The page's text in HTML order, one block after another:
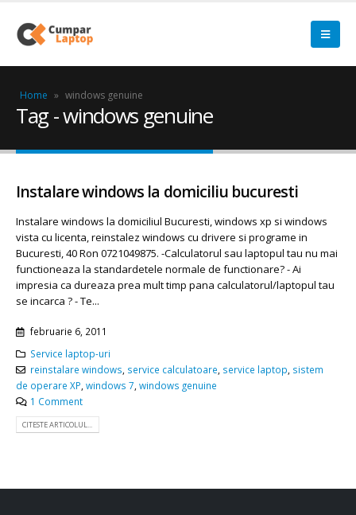
Home » windows genuine
Tag - windows genuine
Instalare windows la domiciliu bucuresti
Instalare windows la domiciliul Bucuresti, windows xp si windows
vista cu licenta, reinstalez windows cu drivere si programe in
Bucuresti, 40 Ron 0721049875. -Calculatorul sau laptopul tau nu mai
functioneaza la standardetele normale de functionare? - Ai
impresia ca dureaza prea mult timp pana calculatorul/laptopul tau
se incarca ? - Te...
februarie 6, 2011
Service laptop-uri
reinstalare windows, service calculatoare, service laptop, sistem
de operare XP, windows 7, windows genuine
1 Comment
CITESTE ARTICOLUL...